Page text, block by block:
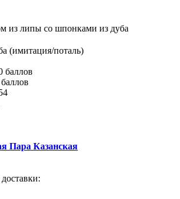
из липы со шпонками из дуба
(имитация/поталь)
баллов
Пара Казанская